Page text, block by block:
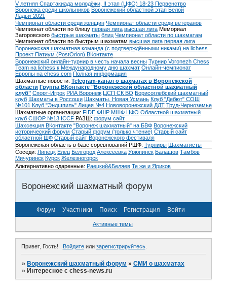
V летняя Спартакиада молодёжи, II этап (ЦФО) 18-23 Первенство
Воронежа среди школьников Воронежский областной этап Белой
Ладьи-2021
Чемпионат области среди женщин Чемпионат области среди ветеранов
Чемпионат области по блицу первая лига высшая лига Мемориал
Загоровского быстрые шахматы блиц Чемпионат области по шахматам
Чемпионат области по быстрым шахматам высшая лига первая лига
Воронежская шахматная команда (с подтверждёнными никами) на lichess
Проект Патиум (PostOrion) ВКонтакте
Воронежский онлайн-турнир в честь начала весны Турнир Voronezh Chess
Team на lichess к Международному дню шахмат Онлайн-чемпионат
Европы на chess.com Полная информация
Шахматные новости: Telegram-канал о шахматах в Воронежской
области Группа ВКонтакте "Воронежский областной шахматный
клуб" Спорт-Игрок РИА Воронеж ЦСП СК ВО Борисоглебский шахматный
клуб Шахматы в Россоши Шахматы. Новая Усмань Клуб "Дебют" СОШ
№101 Клуб "Эндшпиль" Лицея №4 Нововоронежский ДДТ Труд-Черноземье
Шахматные организации: FIDE ФШР МШФ ЦФО Областной шахматный
клуб СШОР №13 ICCF РАЗШ: форум сайт
Шахсекция ВКонтакте "Воронеж шахматный" на БВФ Воронежский
исторический форум Cтарый форум (только чтение) Старый сайт
областной ШФ Старый сайт Воронежского фестиваля
Воронежская область в базе соревнований РШФ: Турниры Шахматисты
Соседи: Липецк Елец Белгород Алексеевка Урюпинск Балашов Тамбов
Мичуринск Курск Железногорск
Альтернативно одаренные: Раецкий&Беляев Те же и Яриков
Воронежский шахматный форум
Форум Участники Поиск Регистрация Войти
Активные темы
Привет, Гость! Войдитеили зарегистрируйтесь.
»Воронежский шахматный форум »СМИ о шахматах
»Интересное с chess-news.ru